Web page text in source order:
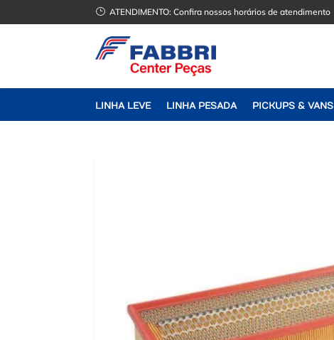
} ATENDIMENTO:Confira nossos horários de atendimento
LINHA LEVE LINHA PESADA PICKUPS & VANS